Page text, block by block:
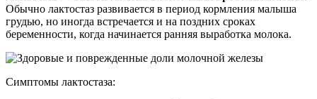
Обычно лактостаз развивается в период кормления малыша
грудью, но иногда встречается и на поздних сроках
беременности, когда начинается ранняя выработка молока.
Симптомы лактостаза: